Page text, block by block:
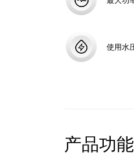
使用水
产品功能